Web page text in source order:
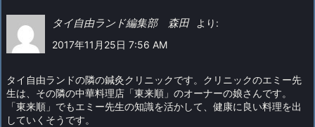
タイ自由ランド編集部 森田
より:
2017年11月25日 7:56 AM
タイ自由ランドの隣の鍼灸クリニックです。クリニックのエミー先
生は、その隣の中華料理店「東来順」のオーナーの娘さんです。
「東来順」でもエミー先生の知識を活かして、健康に良い料理を出
していくそうです。